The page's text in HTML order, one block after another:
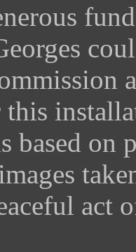
this
based on
act